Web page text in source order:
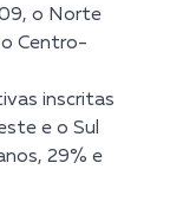
o Norte
Centro-
inscritas
e o Sul
29% e